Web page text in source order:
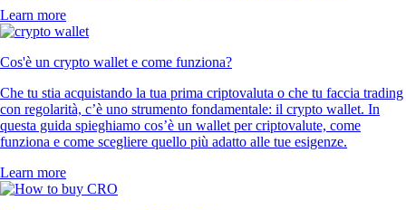
Learn more
Cos'è un crypto wallet e come funziona?
Che tu stia acquistando la tua prima criptovaluta o che tu faccia trading
con regolarità, c’è uno strumento fondamentale: il crypto wallet. In
questa guida spieghiamo cos’è un wallet per criptovalute, come
funziona e come scegliere quello più adatto alle tue esigenze.
Learn more